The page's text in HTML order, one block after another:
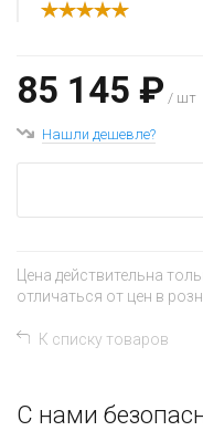
85 145 ₽ / шт
Нашли дешевле?
Цена действительна
отличаться от цен в
К списку товаров
С нами